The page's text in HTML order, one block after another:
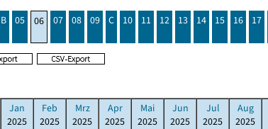
B 05 06 07 08 09 C 10 11 12 13 14 15 16 17
Jan
2025
Feb
2025
Mrz
2025
Apr
2025
Mai
2025
Jun
2025
Jul
2025
Aug
2025